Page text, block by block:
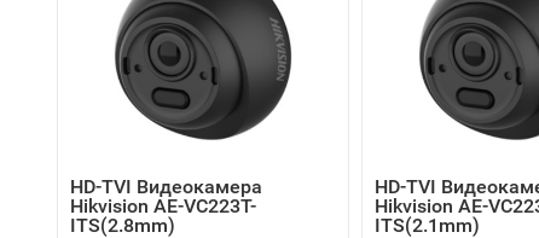
HD-TVI Видеокамера
Hikvision AE-VC223T-
ITS(2.8mm)
HD-TVI
Hikvision AE-
ITS(2.1mm)